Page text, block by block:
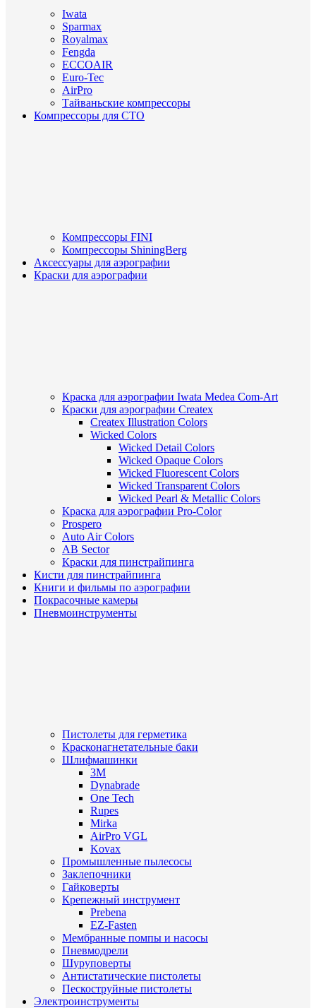
Iwata
Sparmax
Royalmax
Fengda
ECCOAIR
Euro-Tec
AirPro
Тайваньские компрессоры
Компрессоры для СТО
Компрессоры FINI
Компрессоры ShiningBerg
Аксессуары для аэрографии
Краски для аэрографии
Краска для аэрографии Iwata Medea Com-Art
Краски для аэрографии Createx
Createx Illustration Colors
Wicked Colors
Wicked Detail Colors
Wicked Opaque Colors
Wicked Fluorescent Colors
Wicked Transparent Colors
Wicked Pearl & Metallic Colors
Краска для аэрографии Pro-Color
Prospero
Auto Air Colors
AB Sector
Краски для пинстрайпинга
Кисти для пинстрайпинга
Книги и фильмы по аэрографии
Покрасочные камеры
Пневмоинструменты
Пистолеты для герметика
Красконагнетательные баки
Шлифмашинки
3M
Dynabrade
One Tech
Rupes
Mirka
AirPro VGL
Kovax
Промышленные пылесосы
Заклепочники
Гайковерты
Крепежный инструмент
Prebena
EZ-Fasten
Мембранные помпы и насосы
Пневмодрели
Шуруповерты
Антистатические пистолеты
Пескоструйные пистолеты
Электроинструменты